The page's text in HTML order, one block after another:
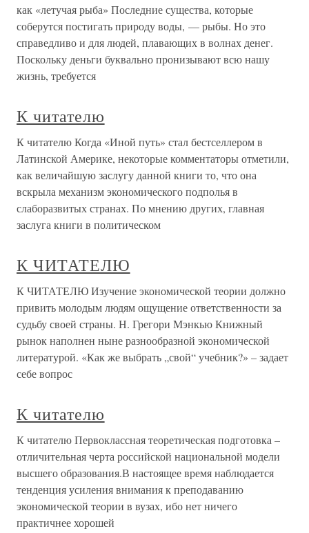
как «летучая рыба» Последние существа, которые
соберутся постигать природу воды, — рыбы. Но это
справедливо и для людей, плавающих в волнах денег.
Поскольку деньги буквально пронизывают всю нашу
жизнь, требуется
К читателю
К читателю Когда «Иной путь» стал бестселлером в
Латинской Америке, некоторые комментаторы отметили,
как величайшую заслугу данной книги то, что она
вскрыла механизм экономического подполья в
слаборазвитых странах. По мнению других, главная
заслуга книги в политическом
К ЧИТАТЕЛЮ
К ЧИТАТЕЛЮ Изучение экономической теории должно
привить молодым людям ощущение ответственности за
судьбу своей страны. Н. Грегори Мэнкью Книжный
рынок наполнен ныне разнообразной экономической
литературой. «Как же выбрать „свой“ учебник?» – задает
себе вопрос
К читателю
К читателю Первоклассная теоретическая подготовка –
отличительная черта российской национальной модели
высшего образования.В настоящее время наблюдается
тенденция усиления внимания к преподаванию
экономической теории в вузах, ибо нет ничего
практичнее хорошей